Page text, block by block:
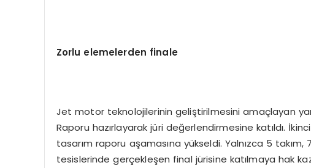
Zorlu elemelerden finale
Jet motor teknolojilerinin geliştirilmesini amaçlayan
Raporu hazırlayarak jüri değerlendirmesine katıldı.
tasarım raporu aşamasına yükseldi. Yalnızca 5
tesislerinde gerçekleşen final jürisine katılmaya hak